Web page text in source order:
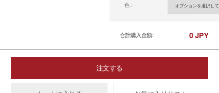
色 :
合計購入金額: 0JPY
注文する